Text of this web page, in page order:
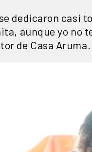
dedicaron casi
aunque yo no
de Casa Aruma.